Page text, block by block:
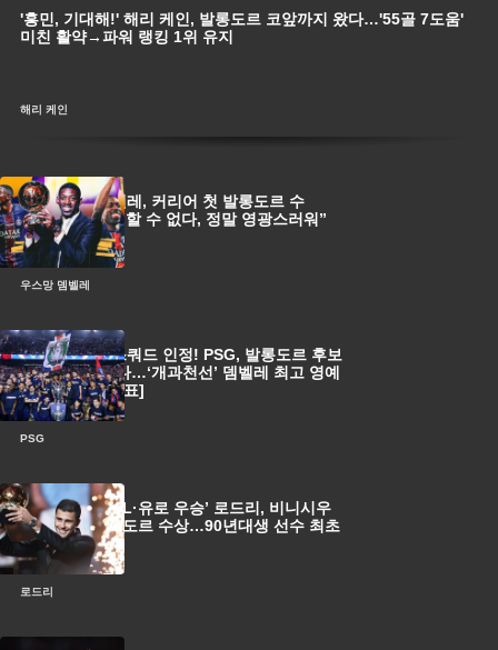
해리 케인
'흥민, 기대해!' 해리 케인, 발롱도르 코앞까지 왔다…'55골 7도움'
미친 활약→파워 랭킹 1위 유지
우스망 뎀벨레
‘인생역전’ 뎀벨레, 커리어 첫 발롱도르 수
상…“말로 표현할 수 없다, 정말 영광스러워”
[속보]
PSG
‘지구방위대’ 스쿼드 인정! PSG, 발롱도르 후보
만 9명 배출했다…‘개과천선’ 뎀벨레 최고 영예
얻을까 [공식발표]
로드리
[공식발표] ‘EPL·유로 우승’ 로드리, 비니시우
스 제치고 발롱도르 수상…90년대생 선수 최초